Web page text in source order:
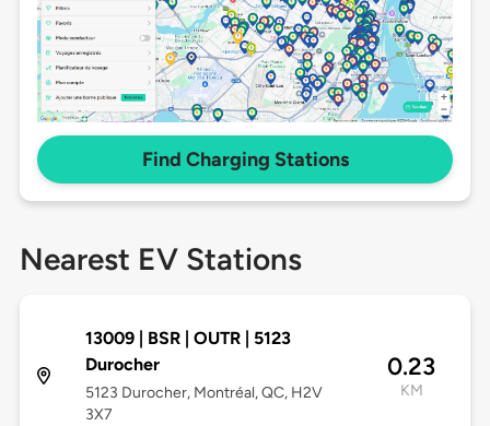
Find Charging Stations
Nearest EV Stations
13009 | BSR | OUTR | 5123
Durocher
5123 Durocher, Montréal, QC, H2V
3X7
0.23
KM